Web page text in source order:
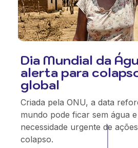
Dia Mundial da
alerta para
global
Criada pela ONU, a data
mundo pode ficar sem água
necessidade urgente de
colapso.